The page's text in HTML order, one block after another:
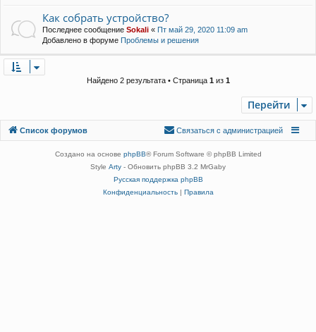
Как собрать устройство?
Последнее сообщение Sokali « Пт май 29, 2020 11:09 am
Добавлено в форуме Проблемы и решения
Найдено 2 результата • Страница 1из 1
Перейти
Список форумов
Связаться с
Связаться с администрацией
Создано на основе phpBB® Forum Software © phpBB Limited
Style Arty - Обновить phpBB 3.2 MrGaby
Русская поддержка phpBB
Конфиденциальность| Правила